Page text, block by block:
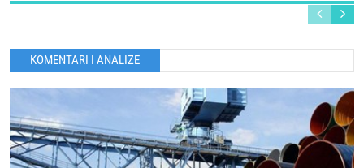
KOMENTARI I ANALIZE